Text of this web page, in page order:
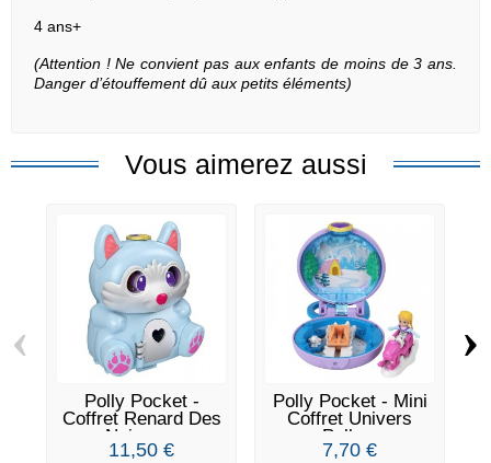
4 ans+
(Attention ! Ne convient pas aux enfants de moins de 3 ans.
Danger d’étouffement dû aux petits éléments)
Vous aimerez aussi
Polly Pocket -
Coffret Renard Des
Neiges...
11,50 €
Polly Pocket - Mini
Coffret Univers
Polly...
7,70 €
‹ ›